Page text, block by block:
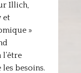
Illich,
et
»
besoins.